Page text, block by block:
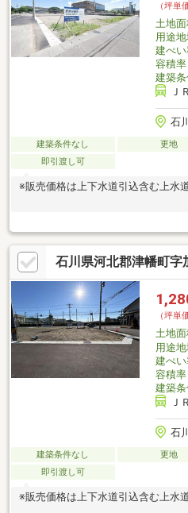
（坪単
土地
用途
建ぺ
容積率
建築
Ｊ
石
建築条件なし 更地
即引渡し可
※販売価格は上下水道引込含む上水
石川県河北郡津幡町字
（坪単
土地
用途
建ぺ
容積率
建築
Ｊ
石
建築条件なし 更地
即引渡し可
※販売価格は上下水道引込含む上水